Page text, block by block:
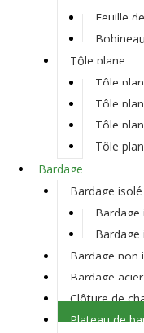
Feuille
Bobineau
Tôle plane
Tôle
Tôle
Tôle
Tôle
Bardage
Bardage
Bardage
Bardage
Bardage non
Bardage
Clôture de
Plateau de